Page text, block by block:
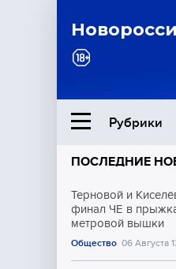
Рубрики
ПОСЛЕДНИЕ
Терновой и
финал ЧЕ в
метровой вышки
Общество 06 Августа